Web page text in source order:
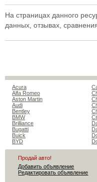
На страницах данного
данных, отзывах,
Acura
Alfa Romeo
Aston Martin
Audi
Bentley
BMW
Brilliance
Bugatti
Buick
BYD
Продай авто!
Добавить объявление
Редактировать объявление